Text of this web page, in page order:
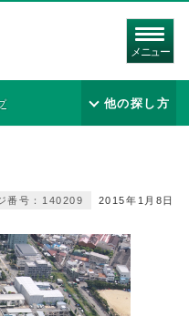
メニュー
他の探し方
2015年1月8日
番号：140209